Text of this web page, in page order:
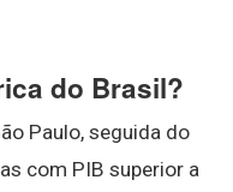
do Brasil?
Paulo, seguida do
com PIB superior a